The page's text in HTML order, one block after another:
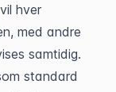
hver
med andre
standard